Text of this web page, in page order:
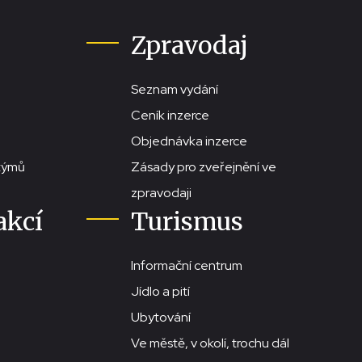
Zpravodaj
Seznam vydání
Ceník inzerce
Objednávka inzerce
Zásady pro zveřejnění ve
zpravodaji
Turismus
Informační centrum
Jídlo a pití
Ubytování
Ve městě, v okolí, trochu dál